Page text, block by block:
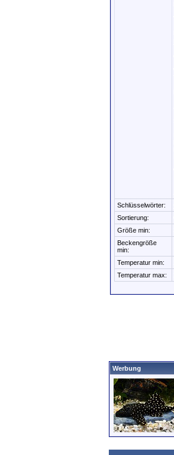
Schlüsselwörter:
Sortierung:
Größe min:
Beckengröße
min:
Temperatur min:
Temperatur max:
Werbung